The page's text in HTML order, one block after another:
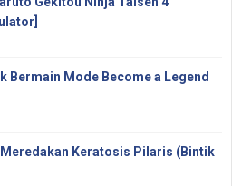
Bermain Mode Become a Legend
Keratosis Pilaris (Bintik